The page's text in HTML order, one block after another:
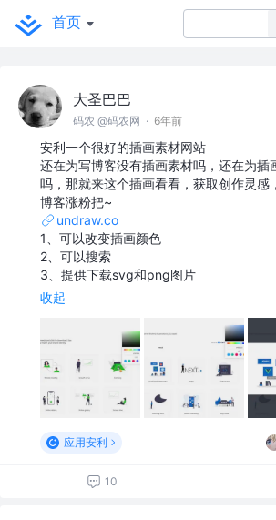
首页
大圣巴巴
码农 @码农网 · 6年前
安利一个很好的插画素材网站
还在为写博客没有插画素材吗，还在为插
吗，那就来这个插画看看，获取创作灵感
博客涨粉把~
undraw.co
1、可以改变插画颜色
2、可以搜索
3、提供下载svg和png图片
收起
应用安利
10